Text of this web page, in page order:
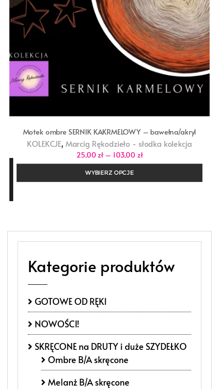
Motek ombre SERNIK KAKRMELOWY – bawełna/akryl
KOLEKCJE, Marcig Rękodzieło - słodka kolekcja
25,00zł – 103,00 złZakres
cen:
do
WYBIERZ OPCJE
Kategorie produktów
GOTOWE OD RĘKI
NOWOŚCI!
SKRĘCONE na DRUTY i duże SZYDEŁKO
Ombre B/A skręcone
Melanż B/A skręcone